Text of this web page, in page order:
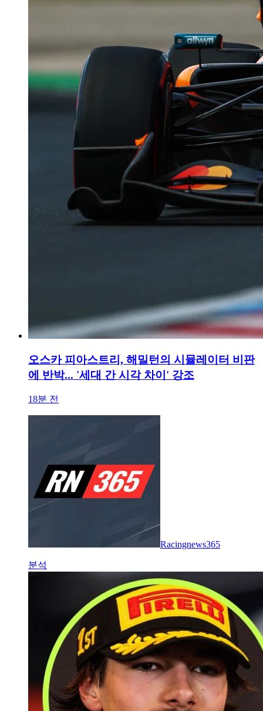
오스카 피아스트리, 해밀턴의 시뮬레이터 비판
에 반박... '세대 간 시각 차이' 강조
18분 전
Racingnews365
분석